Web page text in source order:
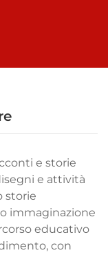
e storie
e attività
storie
immaginazione
educativo
con